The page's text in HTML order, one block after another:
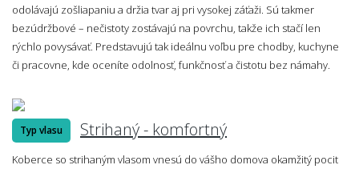
odolávajú zošliapaniu a držia tvar aj pri vysokej záťaži. Sú takmer
bezúdržbové – nečistoty zostávajú na povrchu, takže ich stačí len
rýchlo povysávať. Predstavujú tak ideálnu voľbu pre chodby, kuchyne
či pracovne, kde oceníte odolnosť, funkčnosť a čistotu bez námahy.
Typ vlasu Strihaný - komfortný
Koberce so strihaným vlasom vnesú do vášho domova okamžitý pocit